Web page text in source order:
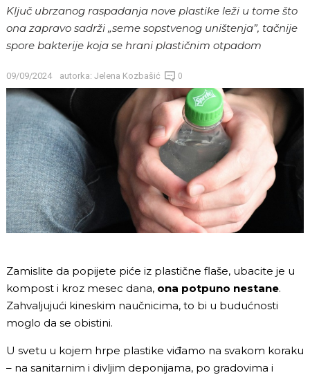
Ključ ubrzanog raspadanja nove plastike leži u tome što
ona zapravo sadrži „seme sopstvenog uništenja”, tačnije
spore bakterije koja se hrani plastičnim otpadom
09/09/2024 autorka: Jelena Kozbašić 0
Zamislite da popijete piće iz plastične flaše, ubacite je u
kompost i kroz mesec dana, ona potpuno nestane.
Zahvaljujući kineskim naučnicima, to bi u budućnosti
moglo da se obistini.
U svetu u kojem hrpe plastike viđamo na svakom koraku
– na sanitarnim i divljim deponijama, po gradovima i